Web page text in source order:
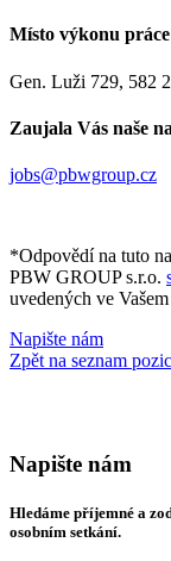
Místo výkonu práce
Gen. Luži 729, 582
Zaujala Vás naše
jobs@pbwgroup.cz
*Odpovědí na tuto
PBW GROUP s.r.o.
uvedených ve
Napište nám
Zpět na seznam pozic
Napište nám
Hledáme příjemné a
osobním setkání.